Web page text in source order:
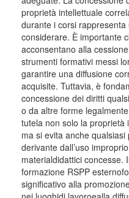
proprietà intellettuale
durante i corsi
considerare. È importante
acconsentano alla
strumenti formativi messi
garantire una diffusione
acquisite. Tuttavia, è
concessione dei diritti
o da altre forme
tutela non solo la proprietà
ma si evita anche
derivante dall’uso
materialdidattici concesse.
formazione RSPP
significativo alla